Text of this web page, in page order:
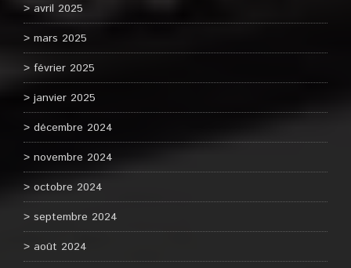
avril 2025
mars 2025
février 2025
janvier 2025
décembre 2024
novembre 2024
octobre 2024
septembre 2024
août 2024